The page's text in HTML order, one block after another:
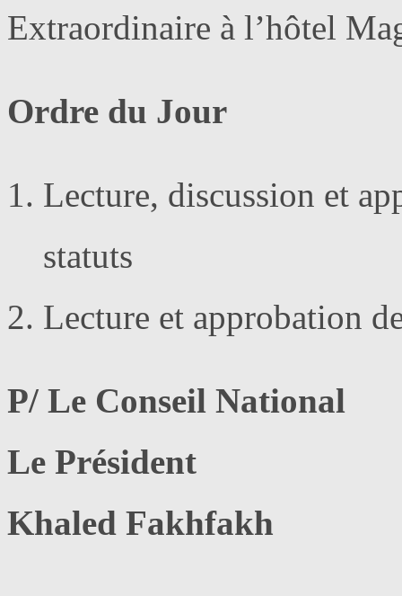
Extraordinaire à l’hôtel
Ordre du Jour
Lecture, discussion et
statuts
Lecture et approbation
P/ Le Conseil National
Le Président
Khaled Fakhfakh